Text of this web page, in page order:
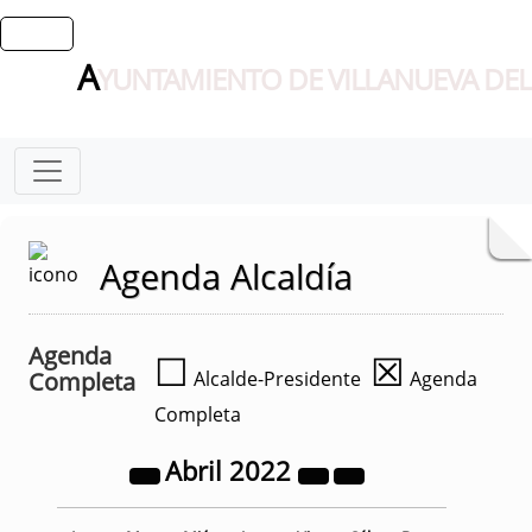
AYUNTAMIENTO DE VILLANUEVA
Agenda Alcaldía
Agenda
Completa
☐ Alcalde-Presidente ☒ Agenda
Completa
Abril 2022